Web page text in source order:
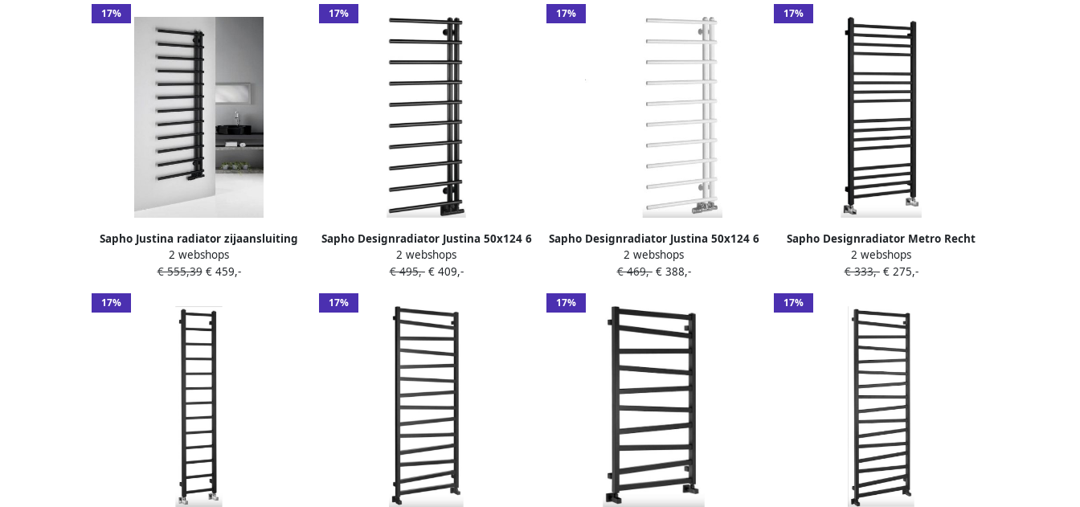
17%
Sapho Justina radiator zijaansluiting
50x150 mat zwart
2 webshops
€ 555,39€ 459,-
17%
Sapho Designradiator Justina 50x124 6
cm 340W Mat Zwart
2 webshops
€ 495,-€ 409,-
17%
Sapho Designradiator Justina 50x124 6
cm 340W Mat Wit
2 webshops
€ 469,-€ 388,-
17%
Sapho Designradiator Metro Recht
50x120 cm Mat Zwart
2 webshops
€ 333,-€ 275,-
17% 17% 17% 17%